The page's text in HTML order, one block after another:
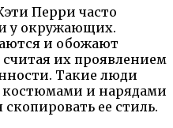
Перри часто
у окружающих.
и обожают
считая их проявлением
Такие люди
костюмами и нарядами
ее стиль.